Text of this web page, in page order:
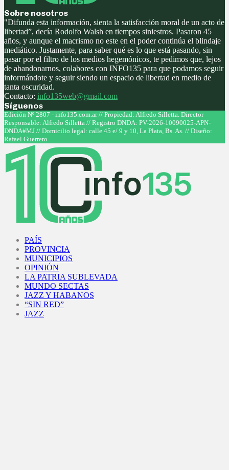
Sobre nosotros
"Difunda esta información, sienta la satisfacción moral de un acto de
libertad”, decía Rodolfo Walsh en tiempos siniestros. Pasaron 45
años, y aunque el macrismo no este en el poder continúa el blindaje
mediático. Justamente, para saber qué es lo que está pasando, sin
pasar por el filtro de los medios hegemónicos, te pedimos que, lejos
de abandonarnos, colabores con INFO135 para que podamos seguir
informándote y seguir siendo un espacio de libertad en medio de
tanta oscuridad.
Contacto: info135web@gmail.com
Síguenos
Facebook
Twitter
Instagram
Youtube
Edición Nº 2807 - info135.com.ar // Propiedad: Alfredo Silletta. Director
Responsable: Alfredo Silletta // Registro DNDA: PV-2026-10090025-APN-
DNDA#MJ // Domicilio legal: calle 45 e/ 9 y 10, La Plata, Bs. As. // Diseño:
Rafael Guerrero
PAÍS
PROVINCIA
MUNICIPIOS
OPINIÓN
LA PATRIA SUBLEVADA
MUNDO SECTAS
JAZZ Y HABANOS
“SIN RED”
JAZZ